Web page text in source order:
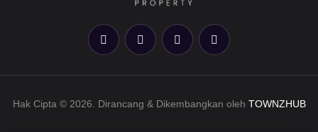
Hak Cipta © 2026. Dirancang & Dikembangkan oleh TOWNZHUB